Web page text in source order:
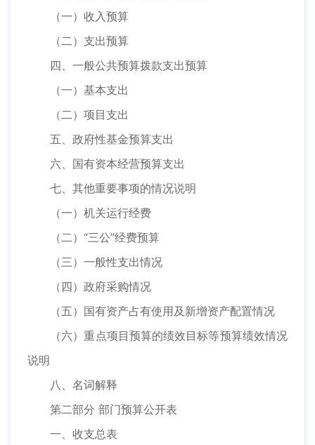
（一）收入预算
（二）支出预算
四、一般公共预算拨款支出预算
（一）基本支出
（二）项目支出
五、政府性基金预算支出
六、国有资本经营预算支出
七、其他重要事项的情况说明
（一）机关运行经费
（二）“三公”经费预算
（三）一般性支出情况
（四）政府采购情况
（五）国有资产占有使用及新增资产配置情况
（六）重点项目预算的绩效目标等预算绩效情况
说明
八、名词解释
第二部分 部门预算公开表
一、收支总表